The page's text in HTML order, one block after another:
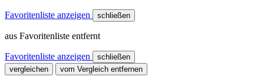
Favoritenliste anzeigen schließen
aus Favoritenliste entfernt
Favoritenliste anzeigen
schließen
vergleichen
vom Vergleich entfernen